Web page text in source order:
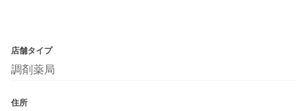
店舗タイプ
調剤薬局
住所